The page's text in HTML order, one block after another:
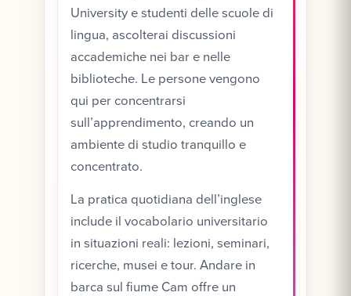
University e studenti delle scuole di
lingua, ascolterai discussioni
accademiche nei bar e nelle
biblioteche. Le persone vengono
qui per concentrarsi
sull’apprendimento, creando un
ambiente di studio tranquillo e
concentrato.
La pratica quotidiana dell’inglese
include il vocabolario universitario
in situazioni reali: lezioni, seminari,
ricerche, musei e tour. Andare in
barca sul fiume Cam offre un